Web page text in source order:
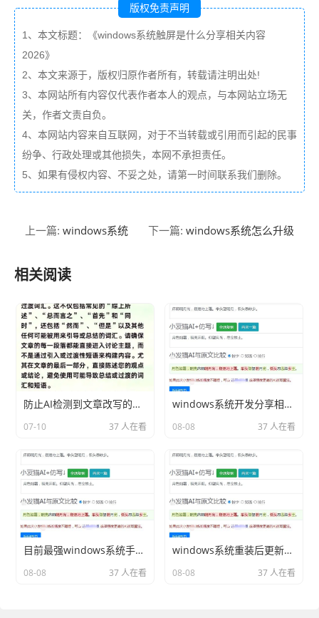
版权免责声明
1、本文标题：《windows系统触屏是什么分享相关内容
2026》
2、本文来源于，版权归原作者所有，转载请注明出处!
3、本网站所有内容仅代表作者本人的观点，与本网站立场无
关，作者文责自负。
4、本网站内容来自互联网，对于不当转载或引用而引起的民事
纷争、行政处理或其他损失，本网不承担责任。
5、如果有侵权内容、不妥之处，请第一时间联系我们删除。
上一篇: windows系统 下一篇: windows系统怎么升级
相关阅读
防止AI检测到文章改写的技巧
07-10 37 人在看
windows系统开发分享相关内容2026
08-08 37 人在看
目前最强windows系统手机分享相关内容2026
08-08 37 人在看
windows系统重装后更新打不开分享相关内容2026
08-08 37 人在看